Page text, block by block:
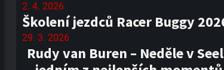
2. 4. 2026
Školení jezdců Racer Buggy
29. 3. 2026
Rudy van Buren – Neděle v